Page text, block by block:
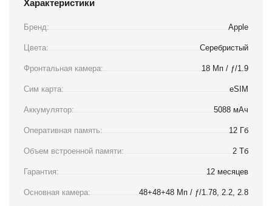
Характеристики
Бренд: Apple
Цвета: Серебристый
Фронтальная камера: 18 Мп / ƒ/1.9
Сим карта: eSIM
Аккумулятор: 5088 мАч
Оперативная память: 12 Гб
Объем встроенной памяти: 2 Тб
Гарантия: 12 месяцев
Основная камера: 48+48+48 Мп / ƒ/1.78, 2.2, 2.8